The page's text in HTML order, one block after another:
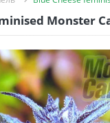
Monster